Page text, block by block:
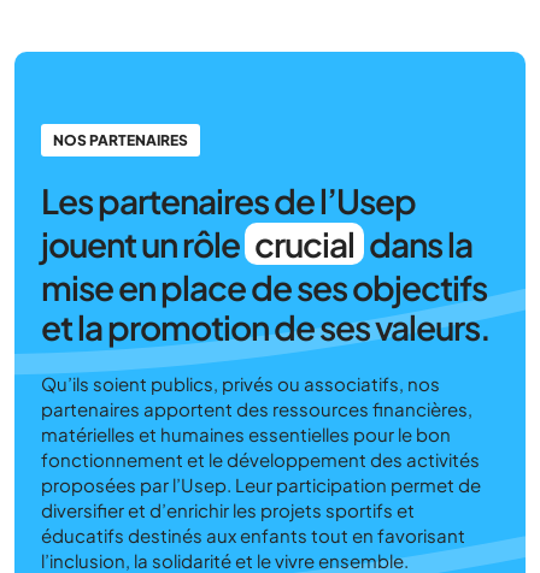
NOS PARTENAIRES
Les partenaires de l’Usep
jouent un rôle crucial dans la
mise en place de ses objectifs
et la promotion de ses valeurs.
Qu’ils soient publics, privés ou associatifs, nos
partenaires apportent des ressources financières,
matérielles et humaines essentielles pour le bon
fonctionnement et le développement des activités
proposées par l’Usep. Leur participation permet de
diversifier et d’enrichir les projets sportifs et
éducatifs destinés aux enfants tout en favorisant
l’inclusion, la solidarité et le vivre ensemble.